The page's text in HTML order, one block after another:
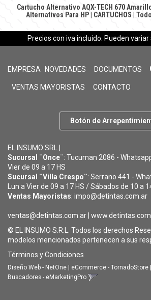
Cartucho Alternativo AQX-TECH 670
Alternativos Para HP
CARTUCHOS
Precios con iva incluido. Pueden variar
EMPRESA NOVEDADES DOCUMENTOS
VENTAS MAYORISTAS CONTACTO
Botón de
EL INSUMO SRL |
Sucursal ¨Once¨: Tucuman 2086 -
Vier de 09 a 17 HS
Sucursal ¨Villa Crespo¨: Serrano 441 -
Lun a Vier de 09 a 17 HS / Sábados de 10 a
Ventas Mayoristas: impo@detintas.com.ar
ventas@detintas.com.ar
© EL INSUMO S.R.L. Todos los derechos
modelos mencionados pertenecen a sus
Términos y Condiciones
Diseño Web - NetOne | eCommerce - TornadoStore |
Buscadores - eMarketingPro